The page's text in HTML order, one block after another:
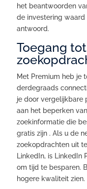
het beantwoorden
de investering
antwoord.
Toegang
Met Premium heb je
derdegraads
je door vergelijkbare
aan het beperken
zoekinformatie die
gratis zijn . Als u de
zoekopdrachten uit
LinkedIn, is LinkedIn
om tijd te besparen.
hogere kwaliteit zien.